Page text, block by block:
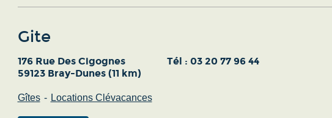
Gite
176 Rue Des Cigognes
59123 Bray-Dunes (11 km)
Tél : 03 20 77 96 44
Gîtes Locations Clévacances